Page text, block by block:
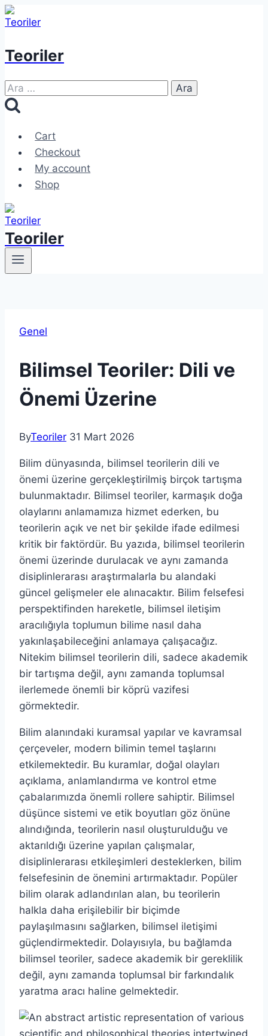
Skip
to
Teoriler
Arama:
Cart
Checkout
My account
Shop
Teoriler
Genel
Bilimsel Teoriler: Dili ve
Önemi Üzerine
ByTeoriler 31 Mart 2026
Bilim dünyasında, bilimsel teorilerin dili ve
önemi üzerine gerçekleştirilmiş birçok tartışma
bulunmaktadır. Bilimsel teoriler, karmaşık doğa
olaylarını anlamamıza hizmet ederken, bu
teorilerin açık ve net bir şekilde ifade edilmesi
kritik bir faktördür. Bu yazıda, bilimsel teorilerin
önemi üzerinde durulacak ve aynı zamanda
disiplinlerarası araştırmalarla bu alandaki
güncel gelişmeler ele alınacaktır. Bilim felsefesi
perspektifinden hareketle, bilimsel iletişim
aracılığıyla toplumun bilime nasıl daha
yakınlaşabileceğini anlamaya çalışacağız.
Nitekim bilimsel teorilerin dili, sadece akademik
bir tartışma değil, aynı zamanda toplumsal
ilerlemede önemli bir köprü vazifesi
görmektedir.
Bilim alanındaki kuramsal yapılar ve kavramsal
çerçeveler, modern bilimin temel taşlarını
etkilemektedir. Bu kuramlar, doğal olayları
açıklama, anlamlandırma ve kontrol etme
çabalarımızda önemli rollere sahiptir. Bilimsel
düşünce sistemi ve etik boyutları göz önüne
alındığında, teorilerin nasıl oluşturulduğu ve
aktarıldığı üzerine yapılan çalışmalar,
disiplinlerarası etkileşimleri desteklerken, bilim
felsefesinin de önemini artırmaktadır. Popüler
bilim olarak adlandırılan alan, bu teorilerin
halkla daha erişilebilir bir biçimde
paylaşılmasını sağlarken, bilimsel iletişimi
güçlendirmektedir. Dolayısıyla, bu bağlamda
bilimsel teoriler, sadece akademik bir gereklilik
değil, aynı zamanda toplumsal bir farkındalık
yaratma aracı haline gelmektedir.